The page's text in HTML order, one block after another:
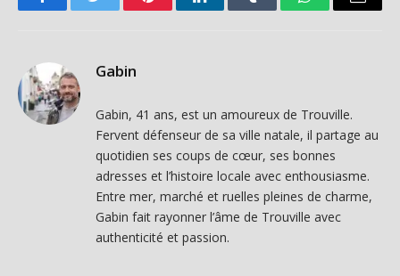
FacebookTwitter PinterestLinkedInTumblr WhatsAppEmail
Gabin
Gabin, 41 ans, est un amoureux de Trouville.
Fervent défenseur de sa ville natale, il partage au
quotidien ses coups de cœur, ses bonnes
adresses et l’histoire locale avec enthousiasme.
Entre mer, marché et ruelles pleines de charme,
Gabin fait rayonner l’âme de Trouville avec
authenticité et passion.